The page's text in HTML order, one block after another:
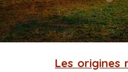
Les origines